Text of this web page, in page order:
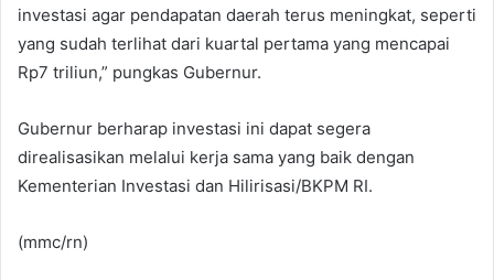
investasi agar pendapatan daerah terus meningkat, seperti
yang sudah terlihat dari kuartal pertama yang mencapai
Rp7 triliun,” pungkas Gubernur.
Gubernur berharap investasi ini dapat segera
direalisasikan melalui kerja sama yang baik dengan
Kementerian Investasi dan Hilirisasi/BKPM RI.
(mmc/rn)